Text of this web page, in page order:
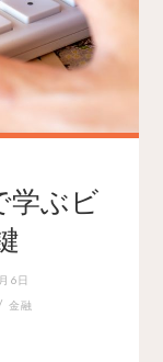
学ぶビ
6日
金融